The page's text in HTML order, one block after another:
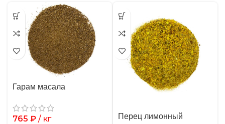
Гарам масала
765 ₽ / кг Перец лимонный